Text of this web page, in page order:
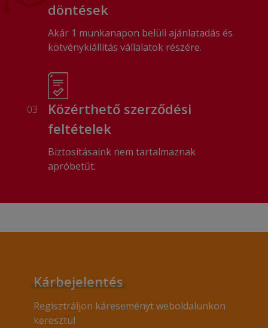
döntések
Akár 1 munkanapon belüli ajánlatadás és
kötvénykiállítás vállalatok részére.
03
Közérthető szerződési
feltételek
Biztosításaink nem tartalmaznak
apróbetűt.
Kárbejelentés
Regisztráljon káreseményt weboldalunkon
keresztül